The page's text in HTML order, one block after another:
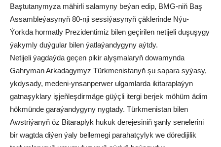
Baştutanymyza mähirli salamyny beýan edip, BMG-niň Baş
Assambleýasynyň 80-nji sessiýasynyň çäklerinde Nýu-
Ýorkda hormatly Prezidentimiz bilen geçirilen netijeli duşuşygy
ýakymly duýgular bilen ýatlaýandygyny aýtdy.
Netijeli ýagdaýda geçen pikir alyşmalaryň dowamynda
Gahryman Arkadagymyz Türkmenistanyň şu sapara syýasy,
ykdysady, medeni-ynsanperwer ulgamlarda ikitaraplaýyn
gatnaşyklary işjeňleşdirmäge güýçli itergi berjek möhüm ädim
hökmünde garaýandygyny nygtady. Türkmenistan bilen
Awstriýanyň öz Bitaraplyk hukuk derejesiniň şanly senelerini
bir wagtda diýen ýaly bellemegi parahatçylyk we döredijilik